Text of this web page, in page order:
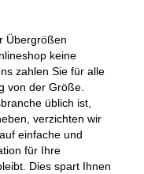
Übergrößen
keine
zahlen Sie für alle
von der Größe.
üblich ist,
verzichten wir
einfache und
für Ihre
Dies spart Ihnen